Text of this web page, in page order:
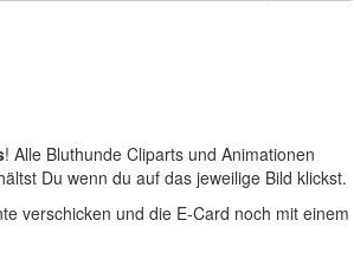
! Alle Bluthunde Cliparts und Animationen
Du wenn du auf das jeweilige Bild klickst.
verschicken und die E-Card noch mit einem